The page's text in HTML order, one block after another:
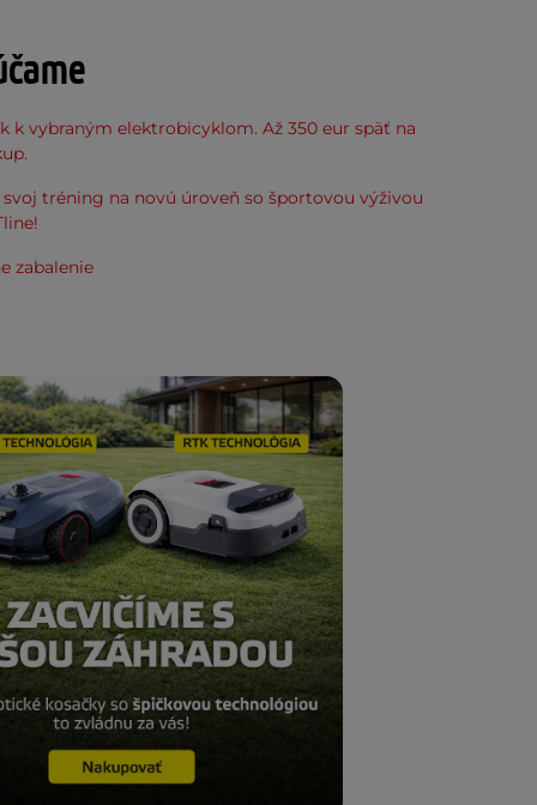
k vybraným elektrobicyklom. Až 350 eur späť na
svoj tréning na novú úroveň so športovou výživou
zabalenie